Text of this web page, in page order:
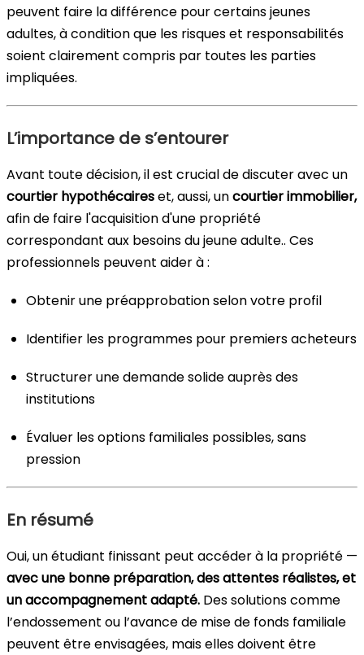
peuvent faire la différence pour certains jeunes
adultes, à condition que les risques et responsabilités
soient clairement compris par toutes les parties
impliquées.
L’importance de s’entourer
Avant toute décision, il est crucial de discuter avec un
courtier hypothécaireset, aussi, uncourtier immobilier,
afin de faire l'acquisition d'une propriété
correspondant aux besoins du jeune adulte.. Ces
professionnels peuvent aider à :
Obtenir une préapprobation selon votre profil
Identifier les programmes pour premiers acheteurs
Structurer une demande solide auprès des
institutions
Évaluer les options familiales possibles, sans
pression
En résumé
Oui, un étudiant finissant peut accéder à la propriété —
avec une bonne préparation, des attentes réalistes, et
un accompagnement adapté. Des solutions comme
l’endossement ou l’avance de mise de fonds familiale
peuvent être envisagées, mais elles doivent être